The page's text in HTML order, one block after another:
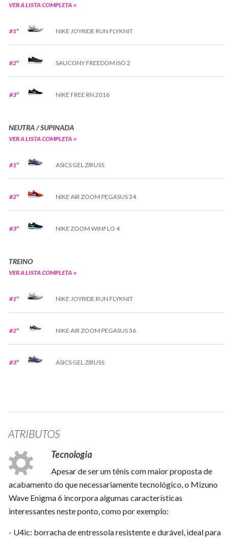
VER A LISTA COMPLETA +
#1º NIKE JOYRIDE RUN FLYKNIT
#2º SAUCONY FREEDOM ISO 2
#3º NIKE FREE RN 2016
NEUTRA / SUPINADA
VER A LISTA COMPLETA +
#1º ASICS GEL ZIRUSS
#2º NIKE AIR ZOOM PEGASUS 34
#3º NIKE ZOOM WINFLO 4
TREINO
VER A LISTA COMPLETA +
#1º NIKE JOYRIDE RUN FLYKNIT
#2º NIKE AIR ZOOM PEGASUS 36
#3º ASICS GEL ZIRUSS
ATRIBUTOS
Tecnologia
Apesar de ser um tênis com maior proposta de
acabamento do que necessariamente tecnológico, o Mizuno
Wave Enigma 6 incorpora algumas características
interessantes neste ponto, como por exemplo:
- U4ic: borracha de entressola resistente e durável, ideal para